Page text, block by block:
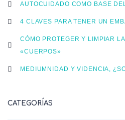
AUTOCUIDADO COMO BASE
4 CLAVES PARA TENER UN
CÓMO PROTEGER Y LIMPIAR
«CUERPOS»
MEDIUMNIDAD Y VIDENCIA,
CATEGORÍAS